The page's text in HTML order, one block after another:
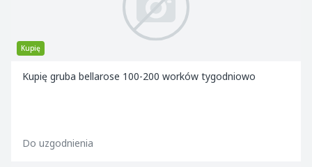
Kupię
Kupię gruba bellarose 100-200 worków tygodniowo
Do uzgodnienia